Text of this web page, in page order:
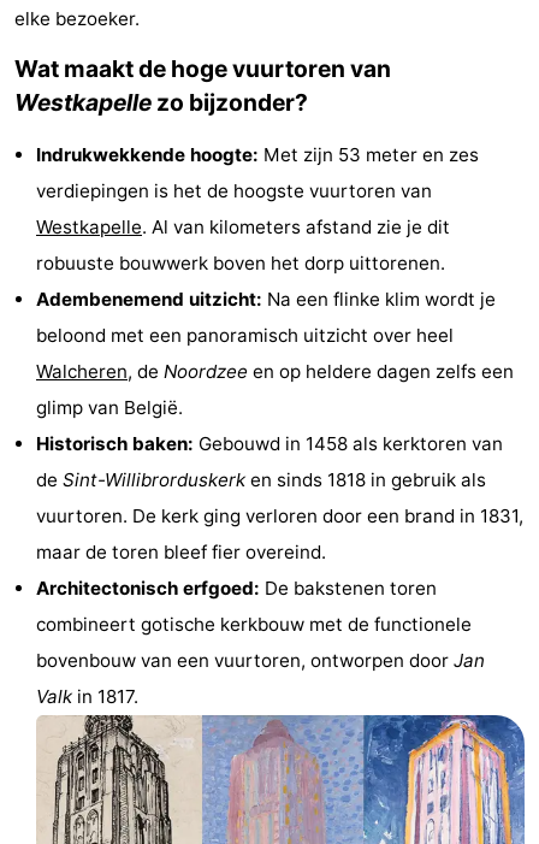
breakfasts)
Hotels
Vakantiehuizen
Last
minutes
Strand
Zien
doen
Bezienswaardigheden
Musea
Galeries
Monumenten
Kerken
-
Vuurtorens
Uitkijkpunten
Attracties
Speeltuinen
elke bezoeker.
Wat maakt de hoge vuurtoren van
Westkapelle zo bijzonder?
Indrukwekkende hoogte: Met zijn 53 meter en zes
verdiepingen is het de hoogste vuurtoren van
Westkapelle. Al van kilometers afstand zie je dit
robuuste bouwwerk boven het dorp uittorenen.
Adembenemend uitzicht: Na een flinke klim wordt je
beloond met een panoramisch uitzicht over heel
Walcheren, de Noordzee en op heldere dagen zelfs een
glimp van België.
Historisch baken: Gebouwd in 1458 als kerktoren van
de Sint-Willibrorduskerk en sinds 1818 in gebruik als
vuurtoren. De kerk ging verloren door een brand in 1831,
maar de toren bleef fier overeind.
Architectonisch erfgoed: De bakstenen toren
combineert gotische kerkbouw met de functionele
bovenbouw van een vuurtoren, ontworpen door Jan
Valk in 1817.